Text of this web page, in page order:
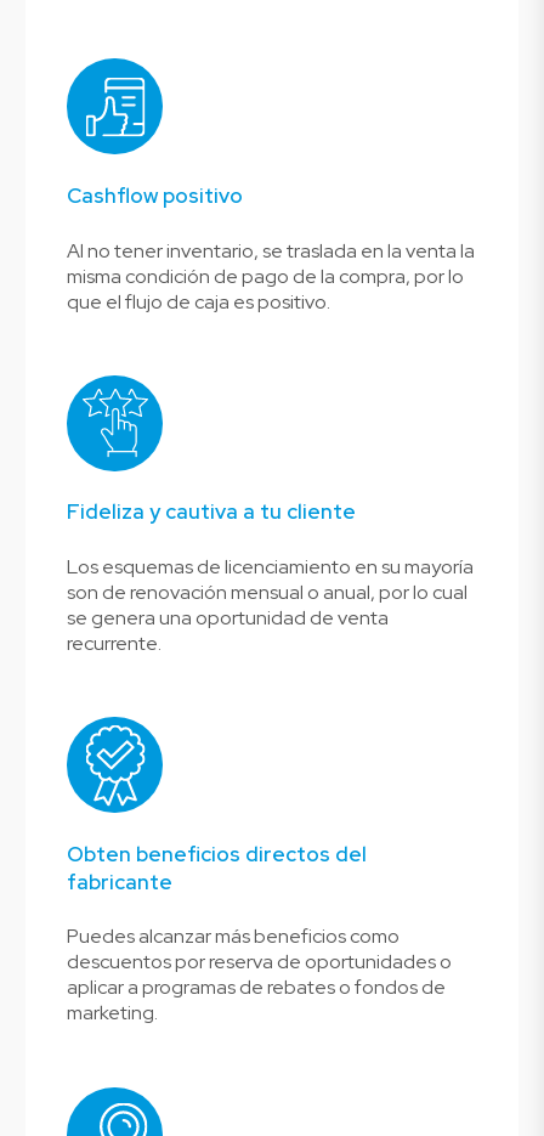
Cashflow positivo
Al no tener inventario, se traslada en la venta la
misma condición de pago de la compra, por lo
que el flujo de caja es positivo.
Fideliza y cautiva a tu cliente
Los esquemas de licenciamiento en su mayoría
son de renovación mensual o anual, por lo cual
se genera una oportunidad de venta
recurrente.
Obten beneficios directos del
fabricante
Puedes alcanzar más beneficios como
descuentos por reserva de oportunidades o
aplicar a programas de rebates o fondos de
marketing.